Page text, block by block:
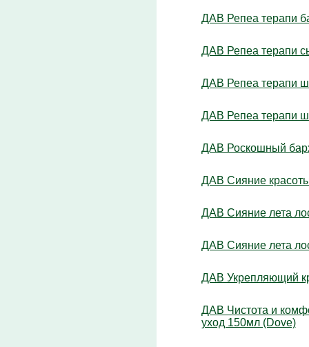
ДАВ Репеа терапи
ДАВ Репеа терапи
ДАВ Репеа терапи
ДАВ Репеа терапи
ДАВ Роскошный
ДАВ Сияние
ДАВ Сияние лета
ДАВ Сияние лета
ДАВ Укрепляющий
ДАВ Чистота и
уход 150мл (Dove)